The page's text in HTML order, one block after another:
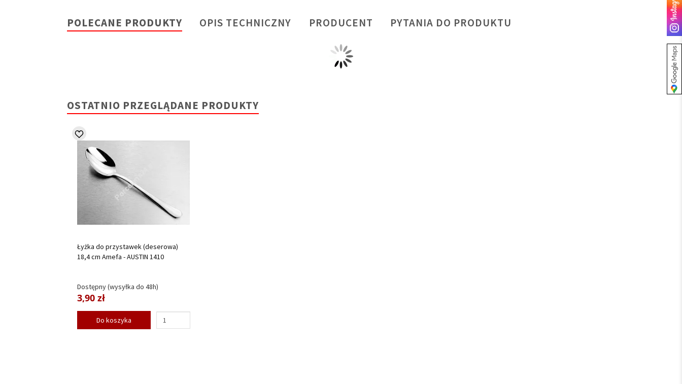
POLECANE PRODUKTY OPIS TECHNICZNY PRODUCENT PYTANIA DO PRODUKTU
OSTATNIO PRZEGLĄDANE PRODUKTY
Łyżka do przystawek (deserowa)
18,4 cm Amefa - AUSTIN 1410
Dostępny (wysyłka do 48h)
3,90 zł
Do koszyka